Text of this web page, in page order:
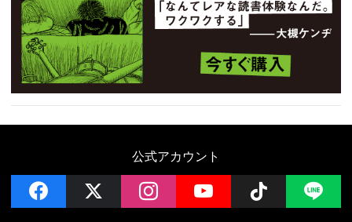
公式アカウント
facebook instagramYouTube Follow